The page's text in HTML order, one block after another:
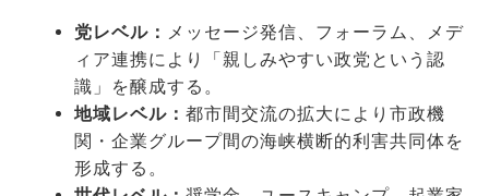
党レベル： メッセージ発信、フォーラム、メデ
ィア連携により「親しみやすい政党という認
識」を醸成する。
地域レベル： 都市間交流の拡大により市政機
関・企業グループ間の海峡横断的利害共同体を
形成する。